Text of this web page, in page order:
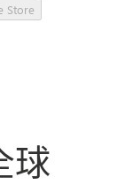
Store
球